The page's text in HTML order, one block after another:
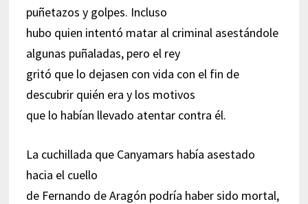
puñetazos y golpes. Incluso
hubo quien intentó matar al criminal asestándole
algunas puñaladas, pero el rey
gritó que lo dejasen con vida con el fin de
descubrir quién era y los motivos
que lo habían llevado atentar contra él.
La cuchillada que Canyamars había asestado
hacia el cuello
de Fernando de Aragón podría haber sido mortal,